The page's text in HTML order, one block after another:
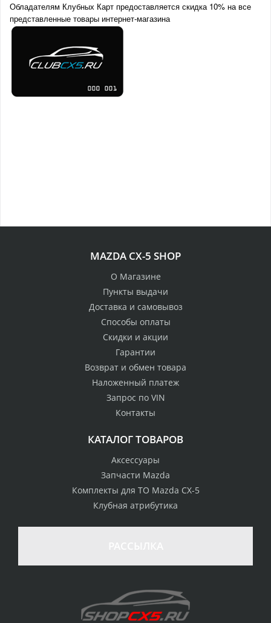
стоимости
товаром
Гарантия качества
Вы можете выбрать
Профессиональная
консультация
мы знаем о Mazda CX-
Обладателям Клубных Карт предоставляется скидка 10% на все
представленные товары интернет-магазина
MAZDA CX-5 SHOP
О Магазине
Пункты выдачи
Доставка и самовывоз
Способы оплаты
Скидки и акции
Гарантии
Возврат и обмен товара
Наложенный платеж
Запрос по VIN
Контакты
КАТАЛОГ ТОВАРОВ
Аксессуары
Запчасти Mazda
Комплекты для ТО Mazda CX-5
Клубная атрибутика